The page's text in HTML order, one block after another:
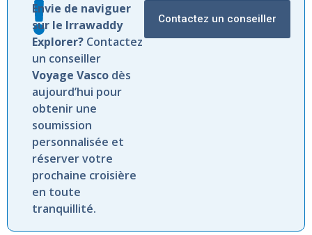
Envie de naviguer
sur le Irrawaddy
Explorer? Contactez
un conseiller
Voyage Vasco dès
aujourd’hui pour
obtenir une
soumission
personnalisée et
réserver votre
prochaine croisière
en toute
tranquillité.
Contactez un conseiller